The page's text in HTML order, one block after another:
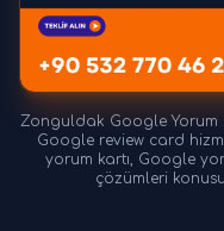
Zonguldak Google Yorum
Google review card
yorum kartı, Google
çözümleri